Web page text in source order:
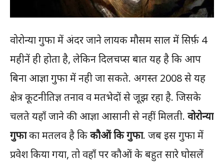
वोरोन्या गुफा में अंदर जाने लायक मौसम साल में सिर्फ़ 4
महीनें ही होता है, लेकिन दिलचप्स बात यह है कि आप
बिना आज्ञा गुफा में नही जा सकते. अगस्त 2008 से यह
क्षेत्र कूटनीतिज्ञ तनाव व मतभेदों से जूझ रहा है. जिसके
चलते यहाँ जाने की आज्ञा आसानी से नहीं मिलती. वोरोन्या
गुफाका मतलव है किकौओं कि गुफा. जब इस गुफा में
प्रवेश किया गया, तो वहाँ पर कौओं के बहुत सारे घोसलें